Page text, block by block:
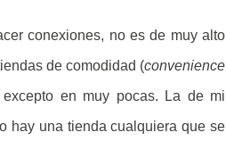
conexiones, no es de muy alto
de comodidad (convenience
en muy pocas. La de mi
hay una tienda cualquiera que se